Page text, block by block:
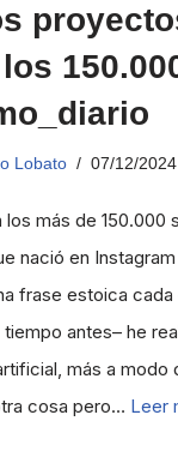
Lobato 07/12/2024
los más de
nació en
frase estoica
antes– he
más a modo
cosa pero… Leer